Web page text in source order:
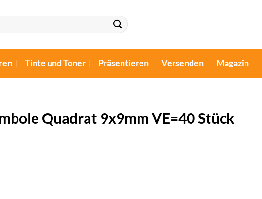
Tinte und Toner Präsentieren Versenden Magazin
Quadrat 9x9mm VE=40 Stück